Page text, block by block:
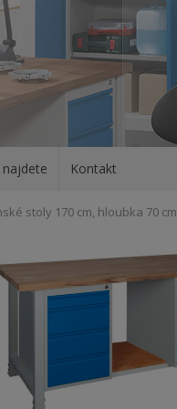
najdete Kontakt
stoly 170 cm, hloubka 70 cm